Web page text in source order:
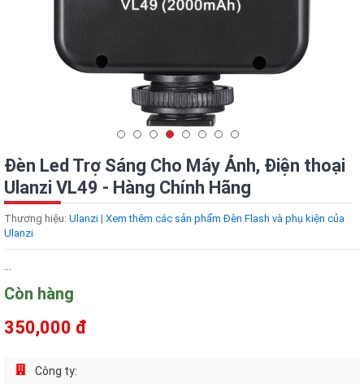
Đèn Led Trợ Sáng Cho Máy Ảnh, Điện thoại
Ulanzi VL49 - Hàng Chính Hãng
Thương hiệu: Ulanzi | Xem thêm các sản phẩm Đèn Flash và phụ kiện của
Ulanzi
Còn hàng
350,000 đ
Công ty: